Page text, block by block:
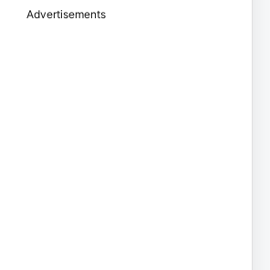
Advertisements